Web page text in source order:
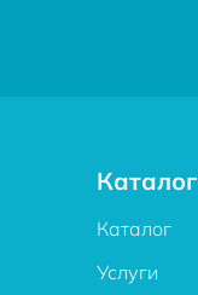
Каталог
Каталог
Услуги